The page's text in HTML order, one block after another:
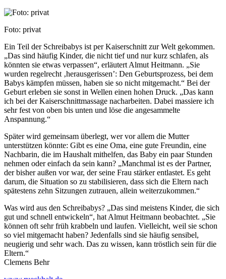
Foto: privat
Ein Teil der Schreibabys ist per Kaiserschnitt zur Welt gekommen.
„Das sind häufig Kinder, die nicht tief und nur kurz schlafen, als
könnten sie etwas verpassen“, erläutert Almut Heitmann. „Sie
wurden regelrecht ‚herausgerissen’: Den Geburtsprozess, bei dem
Babys kämpfen müssen, haben sie so nicht mitgemacht.“ Bei der
Geburt erleben sie sonst in Wellen einen hohen Druck. „Das kann
ich bei der Kaiserschnittmassage nacharbeiten. Dabei massiere ich
sehr fest von oben bis unten und löse die angesammelte
Anspannung.“
Später wird gemeinsam überlegt, wer vor allem die Mutter
unterstützen könnte: Gibt es eine Oma, eine gute Freundin, eine
Nachbarin, die im Haushalt mithelfen, das Baby ein paar Stunden
nehmen oder einfach da sein kann? „Manchmal ist es der Partner,
der bisher außen vor war, der seine Frau stärker entlastet. Es geht
darum, die Situation so zu stabilisieren, dass sich die Eltern nach
spätestens zehn Sitzungen zutrauen, allein weiterzukommen.“
Was wird aus den Schreibabys? „Das sind meistens Kinder, die sich
gut und schnell entwickeln“, hat Almut Heitmann beobachtet. „Sie
können oft sehr früh krabbeln und laufen. Vielleicht, weil sie schon
so viel mitgemacht haben? Jedenfalls sind sie häufig sensibel,
neugierig und sehr wach. Das zu wissen, kann tröstlich sein für die
Eltern.“
Clemens Behr